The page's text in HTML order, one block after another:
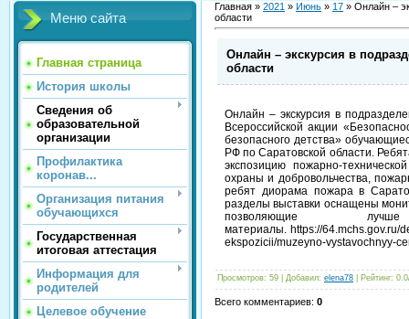
Меню сайта
Главная страница
История школы
Сведения об
образовательной
организации
Профилактика
коронав...
Организация питания
обучающихся
Государственная
итоговая аттестация
Информация для
родителей
Целевое обучение
Главная » 2021 » Июнь » 17 » Онлайн –
области
Онлайн – экскурсия в
области
Онлайн – экскурсия в
Всероссийской акции
безопасного детства»
РФ по Саратовской области.
экспозицию пожарно-
охраны и добровольчества,
ребят диорама пожара в
разделы выставки оснащены
позволяющие
материалы. https://64.mchs.gov.ru/
ekspozicii/muzeyno-vystavochnyy-
Просмотров: 59 Добавил: elena78 Рейтинг: 0.0
Всего комментариев: 0